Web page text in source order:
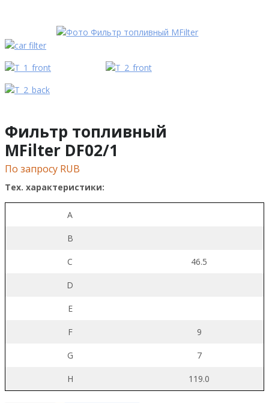
Фильтр топливный
MFilter DF02/1
По запросу RUB
Тех. характеристики:
A
B
C 46.5
D
E
F 9
G 7
H 119.0